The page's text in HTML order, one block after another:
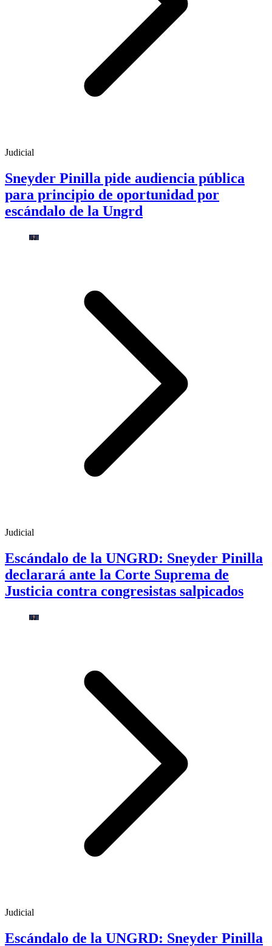
Judicial
Sneyder Pinilla pide audiencia pública
para principio de oportunidad por
escándalo de la Ungrd
Judicial
Escándalo de la UNGRD: Sneyder Pinilla
declarará ante la Corte Suprema de
Justicia contra congresistas salpicados
Judicial
Escándalo de la UNGRD: Sneyder Pinilla